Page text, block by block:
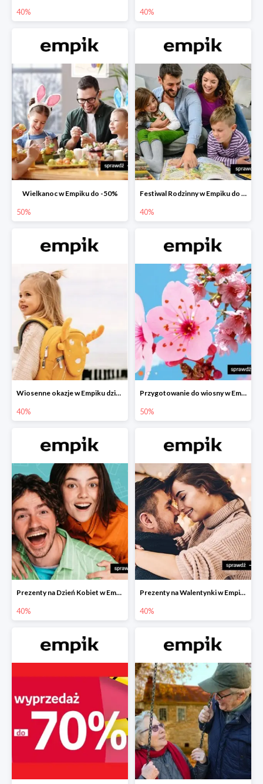
40% 40%
Wielkanoc w Empiku do -50%
50%
Festiwal Rodzinny w Empiku do -40%
40%
Wiosenne okazje w Empiku dziecko w podróży do -40%
40%
Przygotowanie do wiosny w Empiku - setki produktów do -50%
50%
Prezenty na Dzień Kobiet w Empiku do -40%
40%
Prezenty na Walentynki w Empiku do -40%
40%